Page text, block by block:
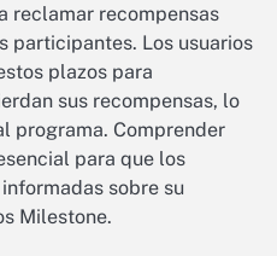
reclamar recompensas
participantes. Los usuarios
plazos para
sus recompensas, lo
programa. Comprender
para que los
sobre su
Milestone.